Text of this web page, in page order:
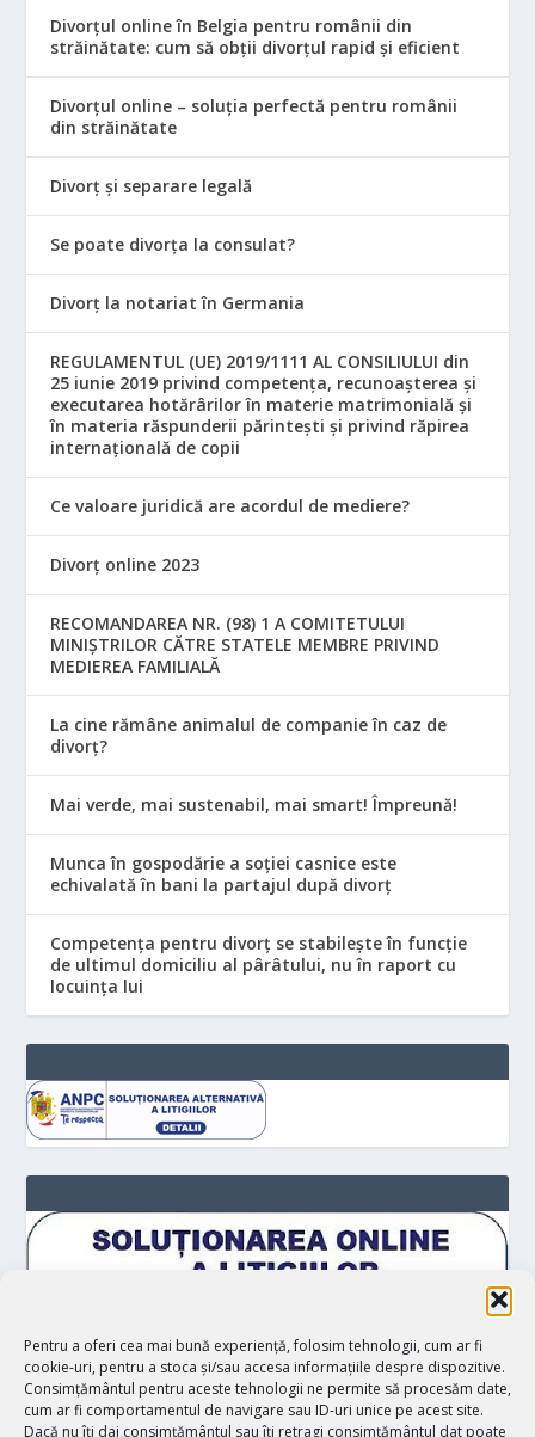
Pentru a oferi cea mai bună experiență, folosim tehnologii, cum ar fi
cookie-uri, pentru a stoca și/sau accesa informațiile despre dispozitive.
Consimțământul pentru aceste tehnologii ne permite să procesăm date,
cum ar fi comportamentul de navigare sau ID-uri unice pe acest site.
Dacă nu îți dai consimțământul sau îți retragi consimțământul dat poate
Divorțul online în Belgia pentru românii din
străinătate: cum să obții divorțul rapid și eficient
Divorțul online – soluția perfectă pentru românii
din străinătate
Divorț și separare legală
Se poate divorța la consulat?
Divorț la notariat în Germania
REGULAMENTUL (UE) 2019/1111 AL CONSILIULUI din
25 iunie 2019 privind competența, recunoașterea și
executarea hotărârilor în materie matrimonială și
în materia răspunderii părintești și privind răpirea
internațională de copii
Ce valoare juridică are acordul de mediere?
Divorț online 2023
RECOMANDAREA NR. (98) 1 A COMITETULUI
MINIŞTRILOR CĂTRE STATELE MEMBRE PRIVIND
MEDIEREA FAMILIALĂ
La cine rămâne animalul de companie în caz de
divorț?
Mai verde, mai sustenabil, mai smart! Împreună!
Munca în gospodărie a soției casnice este
echivalată în bani la partajul după divorț
Competența pentru divorț se stabilește în funcție
de ultimul domiciliu al pârâtului, nu în raport cu
locuinţa lui